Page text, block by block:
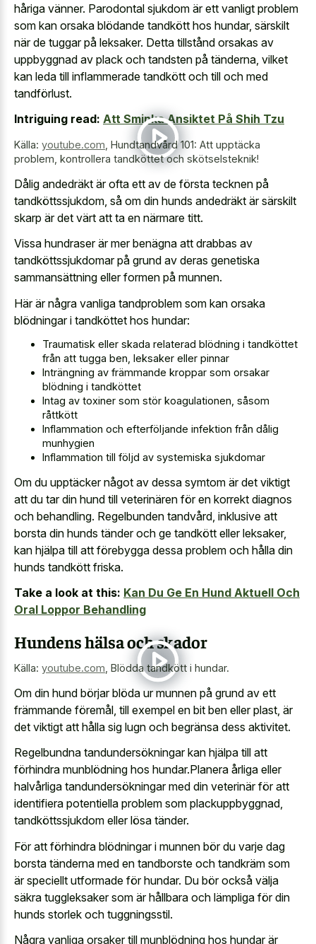
håriga vänner. Parodontal sjukdom är ett vanligt problem
som kan orsaka blödande tandkött hos hundar, särskilt
när de tuggar på leksaker. Detta tillstånd orsakas av
uppbyggnad av plack och tandsten på tänderna, vilket
kan leda till inflammerade tandkött och till och med
tandförlust.
Intriguing read: Att Sminka Ansiktet På Shih Tzu
Källa: youtube.com Hundtandvård 101: Att upptäcka
problem, kontrollera tandköttet och skötselsteknik!
Dålig andedräkt är ofta ett av de första tecknen på
tandköttssjukdom, så om din hunds andedräkt är särskilt
skarp är det värt att ta en närmare titt.
Vissa hundraser är mer benägna att drabbas av
tandköttssjukdomar på grund av deras genetiska
sammansättning eller formen på munnen.
Här är några vanliga tandproblem som kan orsaka
blödningar i tandköttet hos hundar:
Traumatisk eller skada relaterad blödning i tandköttet
från att tugga ben, leksaker eller pinnar
Inträngning av främmande kroppar som orsakar
blödning i tandköttet
Intag av toxiner som stör koagulationen, såsom
råttkött
Inflammation och efterföljande infektion från dålig
munhygien
Inflammation till följd av systemiska sjukdomar
Om du upptäcker något av dessa symtom är det viktigt
att du tar din hund till veterinären för en korrekt diagnos
och behandling. Regelbunden tandvård, inklusive att
borsta din hunds tänder och ge tandkött eller leksaker,
kan hjälpa till att förebygga dessa problem och hålla din
hunds tandkött friska.
Take a look at this: Kan Du Ge En Hund Aktuell Och
Oral Loppor Behandling
Hundens hälsa och skador
Källa: youtube.com Blödda tandkött i hundar.
Om din hund börjar blöda ur munnen på grund av ett
främmande föremål, till exempel en bit ben eller plast, är
det viktigt att hålla sig lugn och begränsa dess aktivitet.
Regelbundna tandundersökningar kan hjälpa till att
förhindra munblödning hos hundar.Planera årliga eller
halvårliga tandundersökningar med din veterinär för att
identifiera potentiella problem som plackuppbyggnad,
tandköttssjukdom eller lösa tänder.
För att förhindra blödningar i munnen bör du varje dag
borsta tänderna med en tandborste och tandkräm som
är speciellt utformade för hundar. Du bör också välja
säkra tuggleksaker som är hållbara och lämpliga för din
hunds storlek och tuggningsstil.
Några vanliga orsaker till munblödning hos hundar är